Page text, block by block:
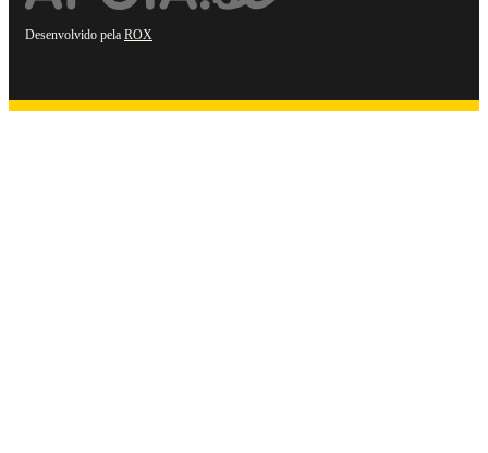
Desenvolvido pela ROX